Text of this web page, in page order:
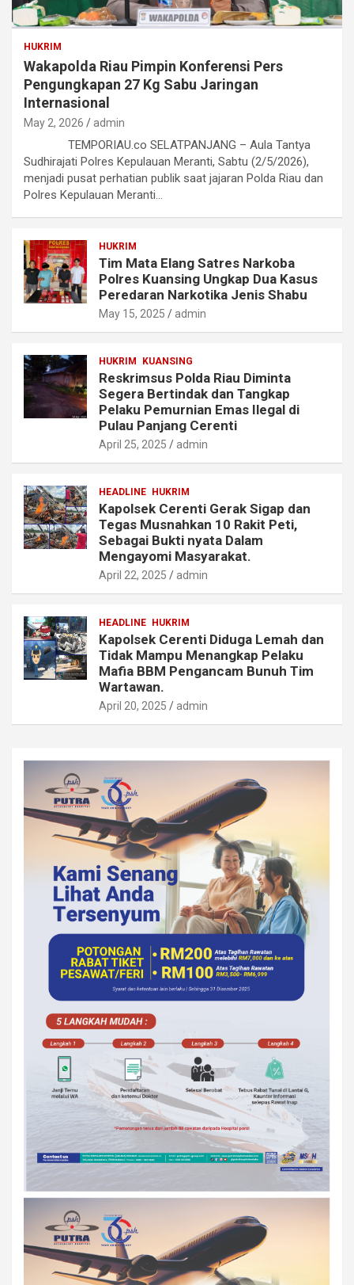
HUKRIM
Wakapolda Riau Pimpin Konferensi Pers
Pengungkapan 27 Kg Sabu Jaringan
Internasional
May 2, 2026 admin
TEMPORIAU.co SELATPANJANG – Aula Tantya
Sudhirajati Polres Kepulauan Meranti, Sabtu (2/5/2026),
menjadi pusat perhatian publik saat jajaran Polda Riau dan
Polres Kepulauan Meranti…
HUKRIM
Tim Mata Elang Satres Narkoba
Polres Kuansing Ungkap Dua Kasus
Peredaran Narkotika Jenis Shabu
May 15, 2025 admin
HUKRIM KUANSING
Reskrimsus Polda Riau Diminta
Segera Bertindak dan Tangkap
Pelaku Pemurnian Emas Ilegal di
Pulau Panjang Cerenti
April 25, 2025 admin
HEADLINE HUKRIM
Kapolsek Cerenti Gerak Sigap dan
Tegas Musnahkan 10 Rakit Peti,
Sebagai Bukti nyata Dalam
Mengayomi Masyarakat.
April 22, 2025 admin
HEADLINE HUKRIM
Kapolsek Cerenti Diduga Lemah dan
Tidak Mampu Menangkap Pelaku
Mafia BBM Pengancam Bunuh Tim
Wartawan.
April 20, 2025 admin